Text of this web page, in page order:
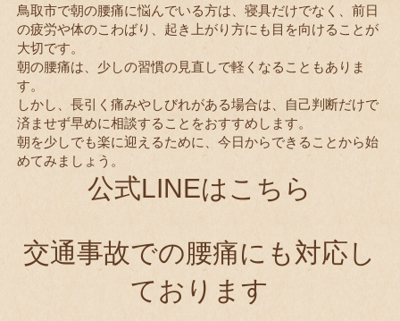
鳥取市で朝の腰痛に悩んでいる方は、寝具だけでなく、前日
の疲労や体のこわばり、起き上がり方にも目を向けることが
大切です。
朝の腰痛は、少しの習慣の見直しで軽くなることもありま
す。
しかし、長引く痛みやしびれがある場合は、自己判断だけで
済ませず早めに相談することをおすすめします。
朝を少しでも楽に迎えるために、今日からできることから始
めてみましょう。
公式LINEはこちら
交通事故での腰痛にも対応し
ております